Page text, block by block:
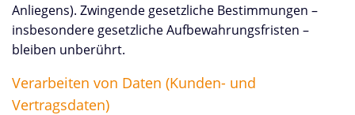
Anliegens). Zwingende gesetzliche Bestimmungen –
insbesondere gesetzliche Aufbewahrungsfristen –
bleiben unberührt.
Verarbeiten von Daten (Kunden- und
Vertragsdaten)